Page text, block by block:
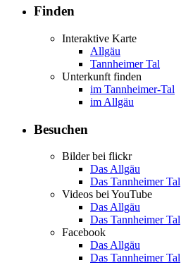
Finden
Interaktive Karte
Allgäu
Tannheimer Tal
Unterkunft finden
im Tannheimer-Tal
im Allgäu
Besuchen
Bilder bei flickr
Das Allgäu
Das Tannheimer Tal
Videos bei YouTube
Das Allgäu
Das Tannheimer Tal
Facebook
Das Allgäu
Das Tannheimer Tal